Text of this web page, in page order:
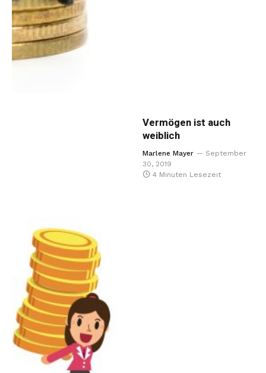
Vermögen ist auch
weiblich
Marlene Mayer
September
30, 2019
4 Minuten Lesezeit